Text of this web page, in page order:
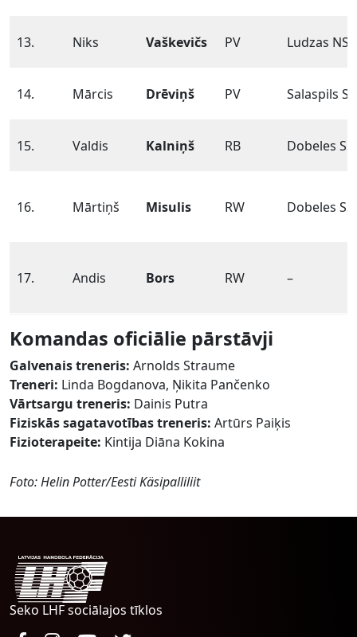
13. Niks Vaškevičs PV Ludzas NSS
14. Mārcis Drēviņš PV Salaspils SS
15. Valdis Kalniņš RB Dobeles SS
16. Mārtiņš Misulis RW Dobeles SS
17. Andis Bors RW –
Komandas oficiālie pārstāvji
Galvenais treneris: Arnolds Straume
Treneri: Linda Bogdanova, Ņikita Pančenko
Vārtsargu treneris: Dainis Putra
Fiziskās sagatavotības treneris: Artūrs Paiķis
Fizioterapeite: Kintija Diāna Kokina
Foto: Helin Potter/Eesti Käsipalliliit
Seko LHF sociālajos tīklos